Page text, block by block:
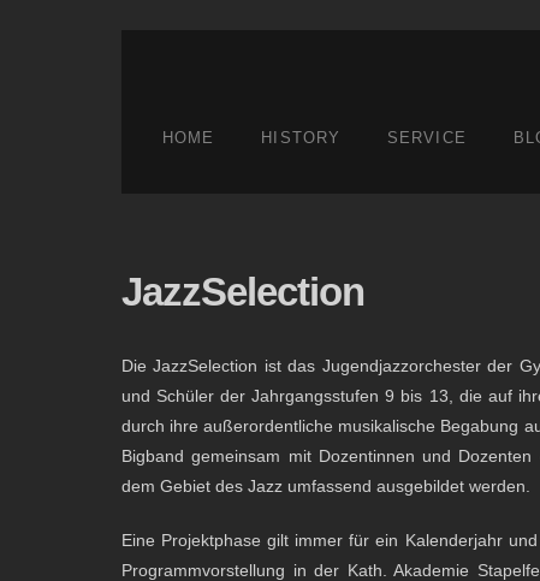
HOME HISTORY SERVICE
JazzSelection
Die JazzSelection ist das Jugendjazzorchester der
und Schüler der Jahrgangsstufen 9 bis 13, die auf
durch ihre außerordentliche musikalische Begabung
Bigband gemeinsam mit Dozentinnen und
dem Gebiet des Jazz umfassend ausgebildet werden.
Eine Projektphase gilt immer für ein Kalenderjahr
Programmvorstellung in der Kath. Akademie